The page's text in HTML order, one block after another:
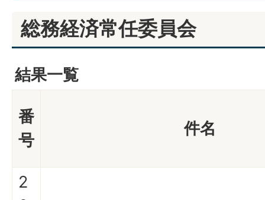
総務経済常任委員会
結果一覧
番
号
件名
2